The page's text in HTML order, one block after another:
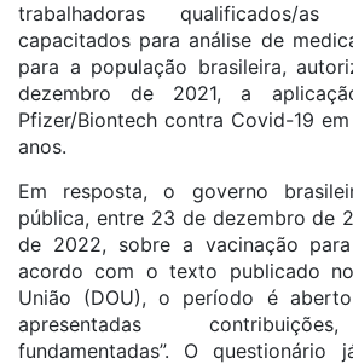
trabalhadoras qualificados/
capacitados para análise de
para a população brasileira,
dezembro de 2021, a
Pfizer/Biontech contra Covid-19
anos.
Em resposta, o governo
pública, entre 23 de dezembro de
de 2022, sobre a vacinação
acordo com o texto publicado
União (DOU), o período é
apresentadas
fundamentadas”. O questionário